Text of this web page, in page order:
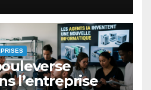
l’entreprise